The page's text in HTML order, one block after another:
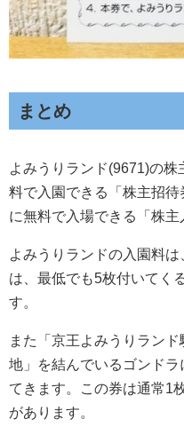
まとめ
よみうりランド(9671)の
料で入園できる「株主招
に無料で入場できる「株主
よみうりランドの入園料
は、最低でも5枚付いてく
す。
また「京王よみうりラン
地」を結んでいるゴンド
てきます。この券は通常1
があります。